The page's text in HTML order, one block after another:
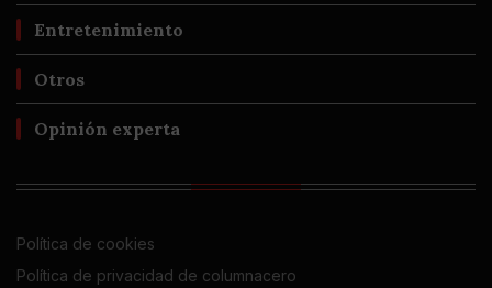
Entretenimiento
Otros
Opinión experta
Política de cookies
Política de privacidad de columnacero